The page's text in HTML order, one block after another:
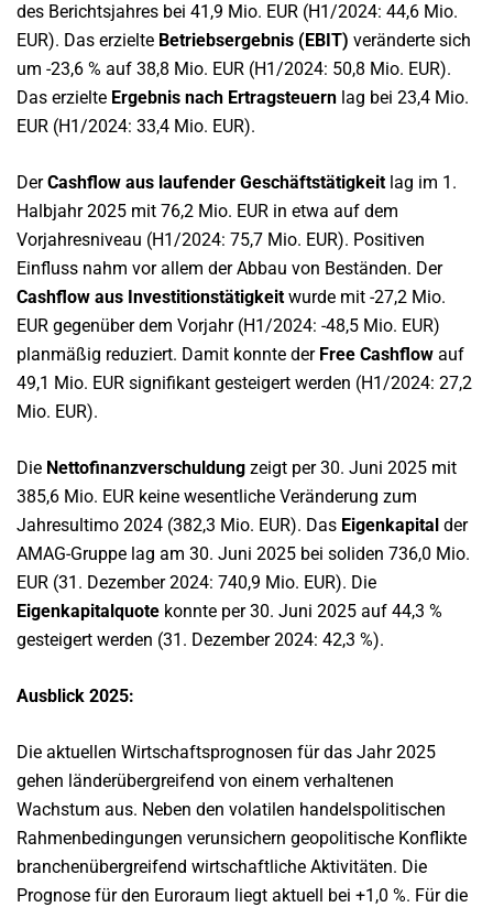
des Berichtsjahres bei 41,9 Mio. EUR (H1/2024: 44,6 Mio.
EUR). Das erzielte Betriebsergebnis (EBIT) veränderte sich
um -23,6 % auf 38,8 Mio. EUR (H1/2024: 50,8 Mio. EUR).
Das erzielte Ergebnis nach Ertragsteuern lag bei 23,4 Mio.
EUR (H1/2024: 33,4 Mio. EUR).
DerCashflow aus laufender Geschäftstätigkeit lag im 1.
Halbjahr 2025 mit 76,2 Mio. EUR in etwa auf dem
Vorjahresniveau (H1/2024: 75,7 Mio. EUR). Positiven
Einfluss nahm vor allem der Abbau von Beständen. Der
Cashflow aus Investitionstätigkeit wurde mit -27,2 Mio.
EUR gegenüber dem Vorjahr (H1/2024: -48,5 Mio. EUR)
planmäßig reduziert. Damit konnte der Free Cashflow auf
49,1 Mio. EUR signifikant gesteigert werden (H1/2024: 27,2
Mio. EUR).
Die Nettofinanzverschuldung zeigt per 30. Juni 2025 mit
385,6 Mio. EUR keine wesentliche Veränderung zum
Jahresultimo 2024 (382,3 Mio. EUR). Das Eigenkapital der
AMAG-Gruppe lag am 30. Juni 2025 bei soliden 736,0 Mio.
EUR (31. Dezember 2024: 740,9 Mio. EUR). Die
Eigenkapitalquote konnte per 30. Juni 2025 auf 44,3 %
gesteigert werden (31. Dezember 2024: 42,3 %).
Ausblick 2025:
Die aktuellen Wirtschaftsprognosen für das Jahr 2025
gehen länderübergreifend von einem verhaltenen
Wachstum aus. Neben den volatilen handelspolitischen
Rahmenbedingungen verunsichern geopolitische Konflikte
branchenübergreifend wirtschaftliche Aktivitäten. Die
Prognose für den Euroraum liegt aktuell bei +1,0 %. Für die